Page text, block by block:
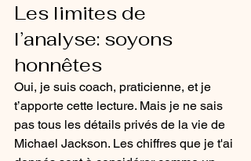
Les limites de
l’analyse: soyons
honnêtes
Oui, je suis coach, praticienne, et je
t’apporte cette lecture. Mais je ne sais
pas tous les détails privés de la vie de
Michael Jackson. Les chiffres que je t'ai